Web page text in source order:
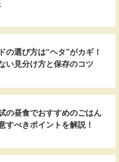
の選び方は“ヘタ”がカギ！
い見分け方と保存のコツ
の昼食でおすすめのごはん
すべきポイントを解説！